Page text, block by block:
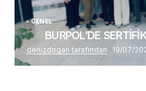
GENEL
BURPOL’DE
denizdogan tarafından 19/07/